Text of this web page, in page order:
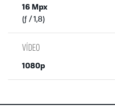
16 Mpx
(ƒ / 1,8)
VÍDEO
1080p